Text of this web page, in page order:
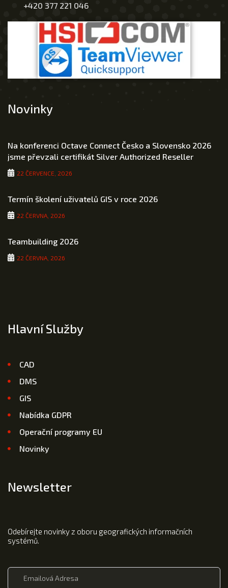
+420 377 221 046
Novinky
Na konferenci Octave Connect Česko a Slovensko 2026
jsme převzali certifikát Silver Authorized Reseller
22 ČERVENCE, 2026
Termín školení uživatelů GIS v roce 2026
22 ČERVNA, 2026
Teambuilding 2026
22 ČERVNA, 2026
Hlavní Služby
CAD
DMS
GIS
Nabídka GDPR
Operační programy EU
Novinky
Newsletter
Odebírejte novinky z oboru geografických informačních
systémů.